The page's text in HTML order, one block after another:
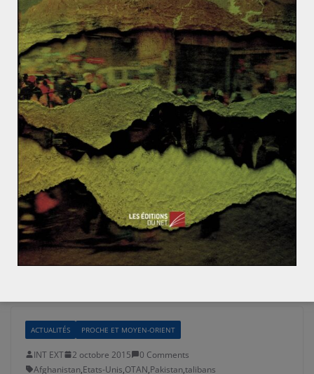
pour
Read More
ACTUALITÉS PROCHE ET MOYEN-ORIENT
INT EXT 13 novembre 2015
0 Comments
Afghanistan,Etat Islamique,talibans
Les chiites pris pour cible en Afghanistan
Le 11 novembre dernier ce sont plusieurs milliers de
Hazaras, une minorité chiite d’Afghanistan, qui se sont
rassemblés à Kaboul
Read More
ACTUALITÉS PROCHE ET MOYEN-ORIENT
INT EXT 2 octobre 2015
0 Comments
Afghanistan,Etats-Unis,OTAN,Pakistan,talibans